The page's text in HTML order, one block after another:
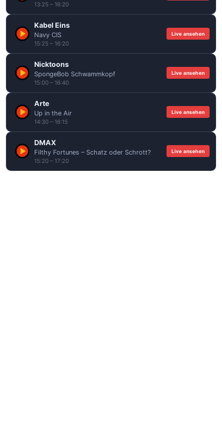
13:25 – 16:20
Kabel Eins
Navy CIS
15:25 – 16:20
Live ansehen
Nicktoons
SpongeBob Schwammkopf
15:00 – 16:40
Live ansehen
Arte
Up in the Air
14:30 – 16:15
Live ansehen
DMAX
Filthy Fortunes – Schatz oder Schrott?
15:20 – 17:20
Live ansehen